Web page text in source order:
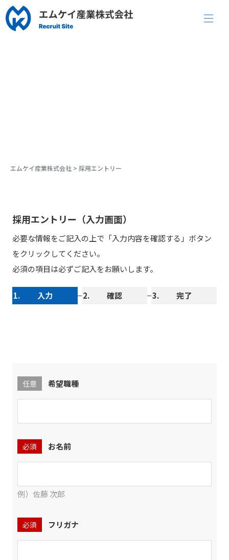
エムケイ産業株式会社 > 採用エントリー
採用エントリー（入力画面）
必要な情報をご記入の上で「入力内容を確認する」ボタン
をクリックしてください。
必須の項目は必ずご記入をお願いします。
1. 入力 2. 確認 3. 完了
希望職種
任意
お名前
必須
例）佐藤 次郎
フリガナ
必須